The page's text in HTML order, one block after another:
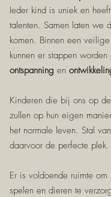
Ieder kind is uniek en
talenten. Samen laten we
komen. Binnen een
kunnen er stappen
ontspanning en
Kinderen die bij ons op
zullen op hun eigen
het normale leven. Stal
daarvoor de perfecte plek.
Er is voldoende ruimte om
spelen en dieren te